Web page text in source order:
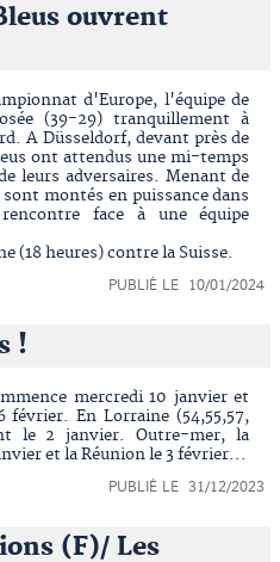
ouvrent
d'Europe, l'équipe de
(39-29) tranquillement à
A Düsseldorf, devant près de
ont attendus une mi-temps
leurs adversaires. Menant de
montés en puissance dans
face à une équipe
(18 heures) contre la Suisse.
PUBLIÉ LE 10/01/2024
!
mercredi 10 janvier et
février. En Lorraine (54,55,57,
le 2 janvier. Outre-mer, la
et la Réunion le 3 février...
PUBLIÉ LE 31/12/2023
(F)/ Les